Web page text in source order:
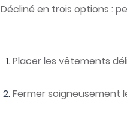
Décliné en trois options :
Placer les vêtements
Fermer soigneusement